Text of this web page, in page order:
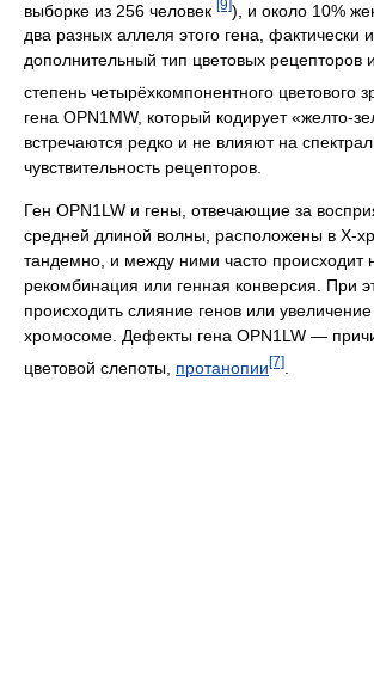
выборке из 256 человек [9]), и около 10%
два разных аллеля этого гена, фактически
дополнительный тип цветовых рецепторов
степень четырёхкомпонентного цветового
гена OPN1MW, который кодирует «желто-
встречаются редко и не влияют на
чувствительность рецепторов.
Ген OPN1LW и гены, отвечающие за
средней длиной волны, расположены в Х-
тандемно, и между ними часто происходит
рекомбинация или генная конверсия. При
происходить слияние генов или
хромосоме. Дефекты гена OPN1LW —
цветовой слепоты, протанопии[7]